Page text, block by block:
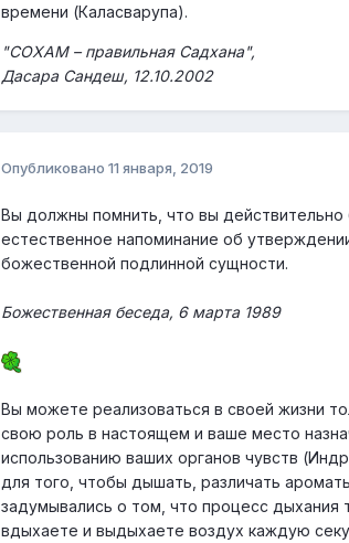
времени (Каласварупа).
"СОХАМ – правильная Садхана",
Дасара Сандеш, 12.10.2002
Опубликовано 11 января, 2019
Вы должны помнить, что вы
естественное напоминание об
божественной подлинной сущности.
Божественная беседа, 6 мaрта 1989
Вы можете реализоваться в своей жизни
свою роль в настоящем и ваше место
использованию ваших органов чувств
для того, чтобы дышать, различать
задумывались о том, что процесс
вдыхаете и выдыхаете воздух каждую